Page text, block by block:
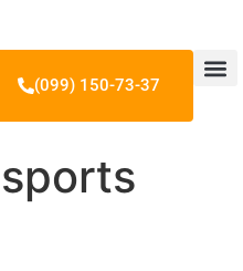
(099) 150-73-37
sports